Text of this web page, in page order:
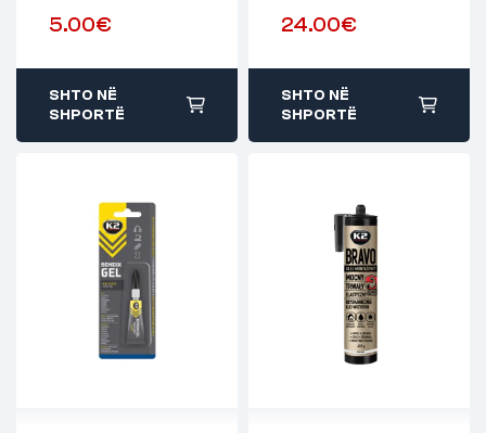
5.00€
SHTO NË
SHPORTË
24.00€
SHTO NË
SHPORTË